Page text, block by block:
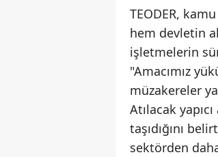
TEODER,
hem devletin
işletmelerin
"Amacımız
müzakereler
Atılacak
taşıdığını
sektörden